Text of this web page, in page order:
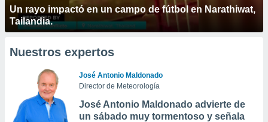
Un rayo impactó en un campo de fútbol en Narathiwat,
Tailandia.
Nuestros expertos
José Antonio Maldonado
Director de Meteorología
José Antonio Maldonado advierte de
un sábado muy tormentoso y señala